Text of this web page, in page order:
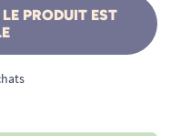
PRODUIT EST